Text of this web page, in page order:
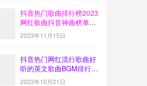
抖音热门歌曲排行榜2023
网红歌曲抖音神曲榜单音
乐打包下载【2023-10】
2023年11月15日
抖音热门网红流行歌曲好
听的英文歌曲BGM排行榜
下载【2023-09】
2023年10月21日